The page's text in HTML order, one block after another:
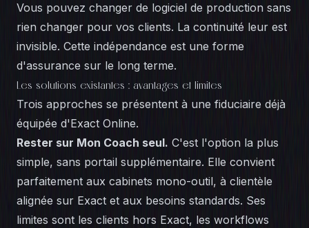
Vous pouvez changer de logiciel de production sans
rien changer pour vos clients. La continuité leur est
invisible. Cette indépendance est une forme
d'assurance sur le long terme.
Les solutions existantes : avantages et limites
Trois approches se présentent à une fiduciaire déjà
équipée d'Exact Online.
Rester sur Mon Coach seul. C'est l'option la plus
simple, sans portail supplémentaire. Elle convient
parfaitement aux cabinets mono-outil, à clientèle
alignée sur Exact et aux besoins standards. Ses
limites sont les clients hors Exact, les workflows